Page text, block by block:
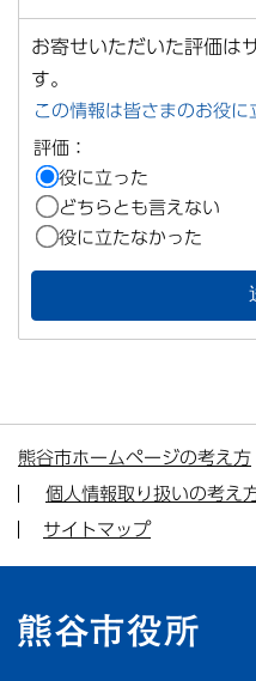
お寄せいただいた評価は
す。
この情報は皆さまのお役に
評価：
役に立った
どちらとも言えない
役に立たなかった
熊谷市ホームページの考え方
個人情報取り扱いの考え
サイトマップ